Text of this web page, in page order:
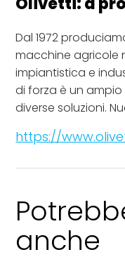
Dal 1972
macchine agricole
impiantistica e
di forza è un
diverse soluzioni.
https://
anche